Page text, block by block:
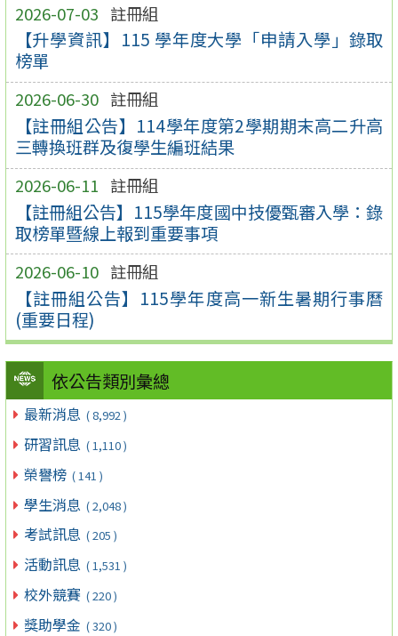
2026-07-03 註冊組
【升學資訊】115 學年度大學「申請入學」錄取
榜單
2026-06-30 註冊組
【註冊組公告】114學年度第2學期期末高二升高
三轉換班群及復學生編班結果
2026-06-11 註冊組
【註冊組公告】115學年度國中技優甄審入學：錄
取榜單暨線上報到重要事項
2026-06-10 註冊組
【註冊組公告】115學年度高一新生暑期行事曆
(重要日程)
依公告類別彙總
最新消息 ( 8,992 )
研習訊息 ( 1,110 )
榮譽榜 ( 141 )
學生消息 ( 2,048 )
考試訊息 ( 205 )
活動訊息 ( 1,531 )
校外競賽 ( 220 )
獎助學金 ( 320 )